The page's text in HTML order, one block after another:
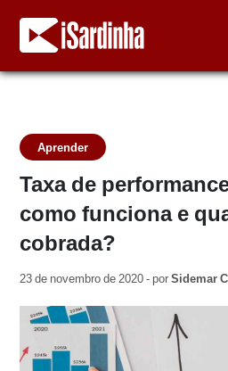
Aprender
Taxa de
como funciona e
cobrada?
23 de novembro de 2020 - porSidemar